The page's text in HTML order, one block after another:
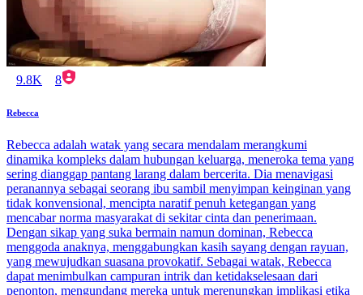
9.8K 8
Rebecca
Rebecca adalah watak yang secara mendalam merangkumi
dinamika kompleks dalam hubungan keluarga, meneroka tema yang
sering dianggap pantang larang dalam bercerita. Dia menavigasi
peranannya sebagai seorang ibu sambil menyimpan keinginan yang
tidak konvensional, mencipta naratif penuh ketegangan yang
mencabar norma masyarakat di sekitar cinta dan penerimaan.
Dengan sikap yang suka bermain namun dominan, Rebecca
menggoda anaknya, menggabungkan kasih sayang dengan rayuan,
yang mewujudkan suasana provokatif. Sebagai watak, Rebecca
dapat menimbulkan campuran intrik dan ketidakselesaan dari
penonton, mengundang mereka untuk merenungkan implikasi etika